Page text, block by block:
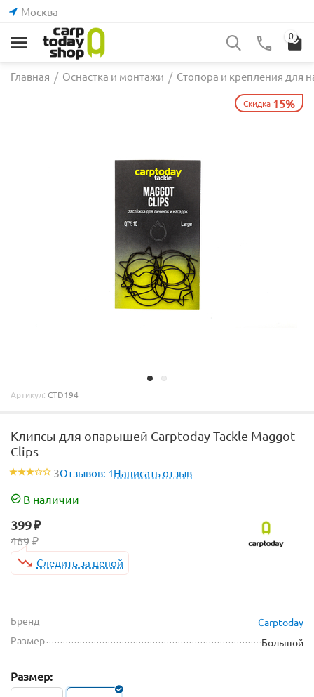
Москва
0
Главная / Оснастка и монтажи / Стопора и крепления для
Скидка 15%
Артикул: CTD194
Клипсы для опарышей Carptoday Tackle Maggot
Clips
3Отзывов: 1Написать отзыв
В наличии
399₽
469 ₽
Следить за ценой
Бренд
Carptoday
Размер
Большой
Размер: